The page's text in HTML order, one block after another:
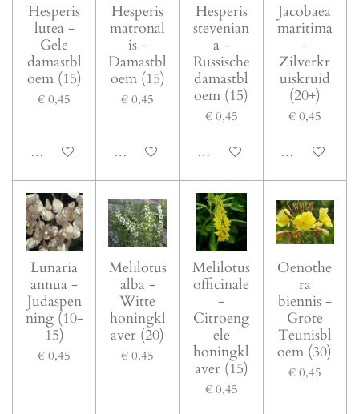
Hesperis
lutea -
Gele
damastbl
oem (15)
€ 0,45
In winkelwagen
Hesperis
matronal
is -
Damastbl
oem (15)
€ 0,45
In winkelwagen
Hesperis
stevenian
a -
Russische
damastbl
oem (15)
€ 0,45
In winkelwagen
Jacobaea
maritima
-
Zilverkr
uiskruid
(20+)
€ 0,45
In
Lunaria
annua -
Judaspen
ning (10-
15)
€ 0,45
Melilotus
alba -
Witte
honingkl
aver (20)
€ 0,45
Melilotus
officinale
-
Citroeng
ele
honingkl
aver (15)
€ 0,45
Oenothe
ra
biennis -
Grote
Teunisbl
oem (30)
€ 0,45